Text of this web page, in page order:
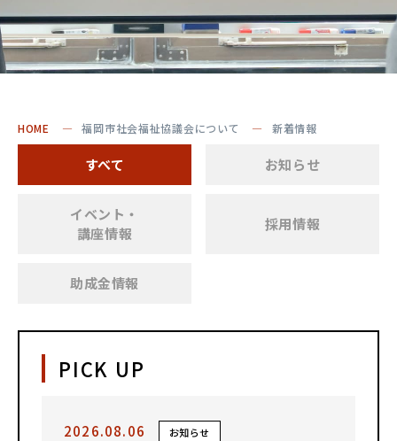
HOME 福岡市社会福祉協議会について 新着情報
すべて お知らせ
イベント・
講座情報
採用情報
助成金情報
PICK UP
2026.08.06 お知らせ